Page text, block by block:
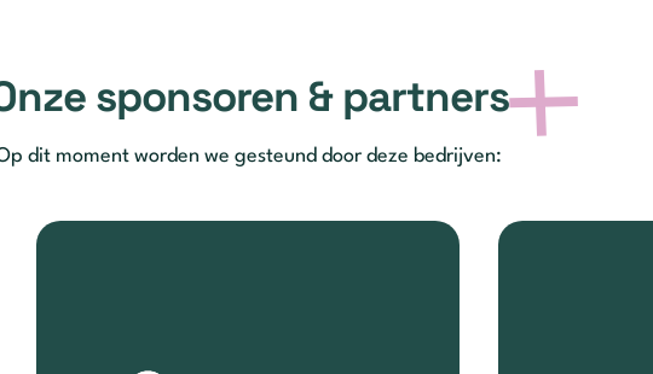
sponsoren & partners
dit moment worden we gesteund door deze bedrijven: